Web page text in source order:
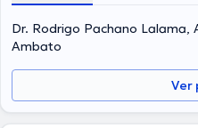
Dr. Rodrigo Pachano Lalama,
Ambato
Ver